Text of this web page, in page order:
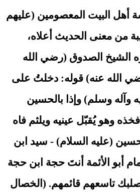
أهل البيت المعصومين (عليهم
من معنى الحديث أعلاه،
الشيخ الصدوق (رضي الله
الله عنه) قوله: دخلتُ على
وآله وسلم) وإذا بالحسين
وهو يُقبّل عينيه ويلثم فاه
(عليه السلام) - سيد ابن
أبو الأئمة أنتَ حجة ابن حجة
تاسعهم قائمهم. (الخصال